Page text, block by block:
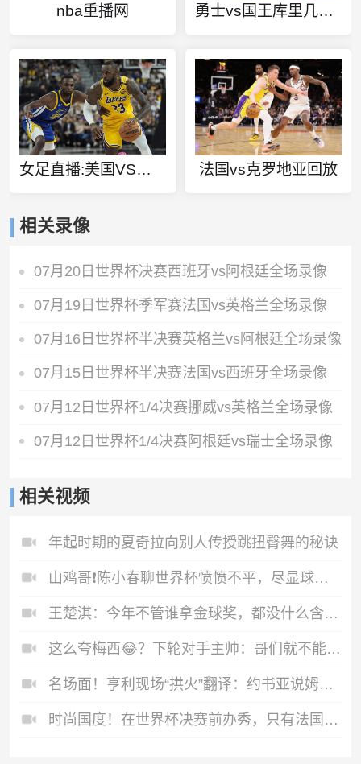
nba重播网 勇士vs国王库里几个3分
女足直播:美国VS荷兰 法国vs克罗地亚回放
相关录像
07月20日世界杯决赛西班牙vs阿根廷全场录像
07月19日世界杯季军赛法国vs英格兰全场录像
07月16日世界杯半决赛英格兰vs阿根廷全场录像
07月15日世界杯半决赛法国vs西班牙全场录像
07月12日世界杯1/4决赛挪威vs英格兰全场录像
07月12日世界杯1/4决赛阿根廷vs瑞士全场录像
相关视频
年起时期的夏奇拉向别人传授跳扭臀舞的秘诀
山鸡哥❗️陈小春聊世界杯愤愤不平，尽显球迷本色
王楚淇：今年不管谁拿金球奖，都没什么含金量
这么夸梅西😂？下轮对手主帅：哥们就不能度度假，坐坐游艇吗？
名场面！亨利现场“拱火”翻译：约书亚说姆巴佩在FIFA里很垃圾！
时尚国度！在世界杯决赛前办秀，只有法国人敢这么做！